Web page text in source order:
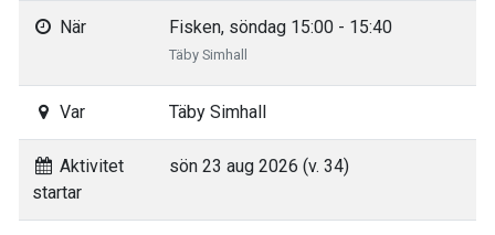
När Fisken, söndag 15:00 - 15:40
Täby Simhall
Var Täby Simhall
Aktivitet
startar
sön 23 aug 2026 (v. 34)